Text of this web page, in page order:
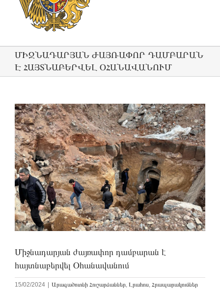
ՄԻՋՆԱԴԱՐՅԱՆ ԺԱՅՌԱՓՈՐ ԴԱՄԲԱՐԱՆ
Է ՀԱՅՏՆԱԲԵՐՎԵԼ ՕՀԱՆԱՎԱՆՈՒՄ
View
Larger
Image
Միջնադարյան ժայռափոր դամբարան է
հայտնաբերվել Օհանավանում
15/02/2024 Արագածոտնի Հուշարձաններ, Լրահոս, Հրապարակումներ